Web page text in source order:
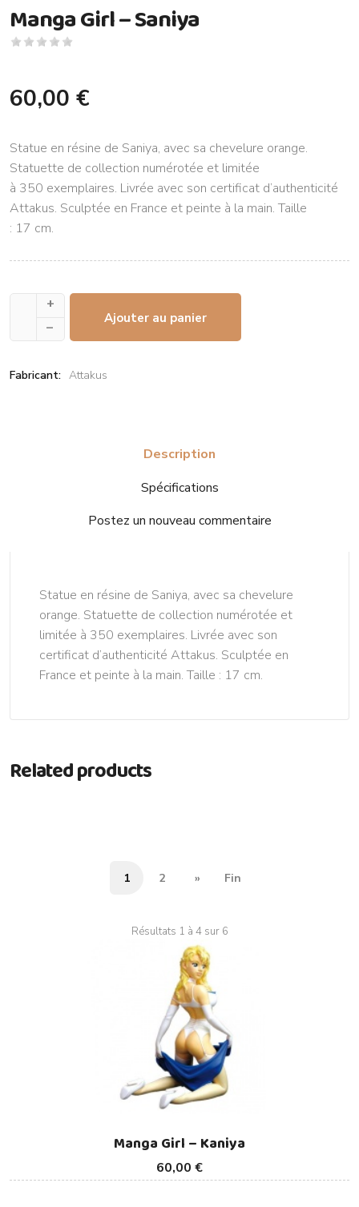
Manga Girl – Saniya
60,00 €
Statue en résine de Saniya, avec sa chevelure orange.
Statuette de collection numérotée et limitée
à 350 exemplaires. Livrée avec son certificat d’authenticité
Attakus. Sculptée en France et peinte à la main. Taille
: 17 cm.
+
–
Ajouter au panier
Fabricant: Attakus
Description
Spécifications
Postez un nouveau commentaire
Statue en résine de Saniya, avec sa chevelure
orange. Statuette de collection numérotée et
limitée à 350 exemplaires. Livrée avec son
certificat d’authenticité Attakus. Sculptée en
France et peinte à la main. Taille : 17 cm.
Related products
1 2 » Fin
Résultats 1 à 4 sur 6
60,00 €
Manga Girl – Kaniya